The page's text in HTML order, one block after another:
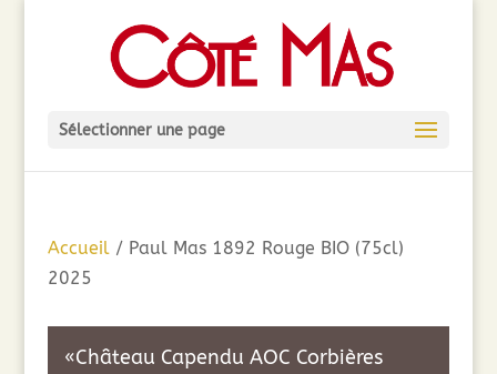
Sélectionner une page
Accueil/ Paul Mas 1892 Rouge BIO (75cl)
2025
«Château Capendu AOC Corbières